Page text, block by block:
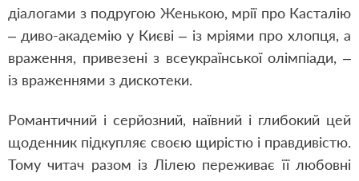
діалогами з подругою Женькою, мрії про Касталію
– диво-академію у Києві – із мріями про хлопця, а
враження, привезені з всеукраїнської олімпіади, –
із враженнями з дискотеки.
Романтичний і серйозний, наївний і глибокий цей
щоденник підкупляє своєю щирістю і правдивістю.
Тому читач разом із Лілею переживає її любовні